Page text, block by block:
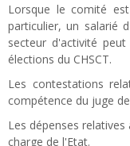
Lorsque le comité
particulier, un salarié
secteur d'activité
élections du CHSCT.
Les contestations
compétence du juge
Les dépenses
charge de l'Etat.